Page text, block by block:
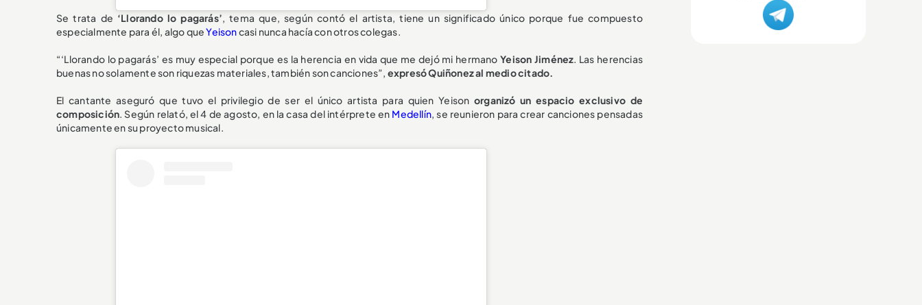
Se trata de ‘Llorando lo pagarás’, tema que, según contó el artista, tiene un significado único porque fue compuesto
especialmente para él, algo queYeisoncasi nunca hacía con otros colegas.
“‘Llorando lo pagarás’ es muy especial porque es la herencia en vida que me dejó mi hermanoYeison Jiménez. Las herencias
buenas no solamente son riquezas materiales, también son canciones”, expresó Quiñonez al medio citado.
El cantante aseguró que tuvo el privilegio de ser el único artista para quien Yeison organizó un espacio exclusivo de
composición. Según relató, el 4 de agosto, en la casa del intérprete en Medellín, se reunieron para crear canciones pensadas
únicamente en su proyecto musical.